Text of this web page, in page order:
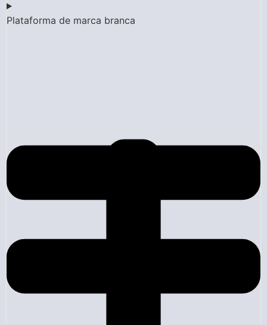
Plataforma de marca branca